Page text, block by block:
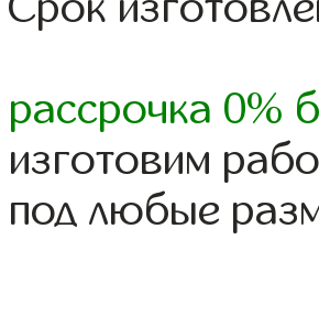
рассрочка 0%
изготовим
под любые